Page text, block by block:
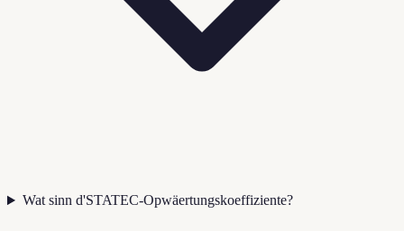
Wat sinn d'STATEC-Opwäertungskoeffiziente?